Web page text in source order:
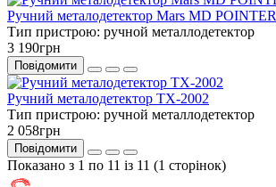
Ручний металодетектор Mars MD POINTER
Тип пристрою: ручной металлодетектор
3 190грн
Повідомити
Ручний металодетектор TX-2002
Тип пристрою: ручной металлодетектор
2 058грн
Повідомити
Показано з 1 по 11 із 11 (1 сторінок)